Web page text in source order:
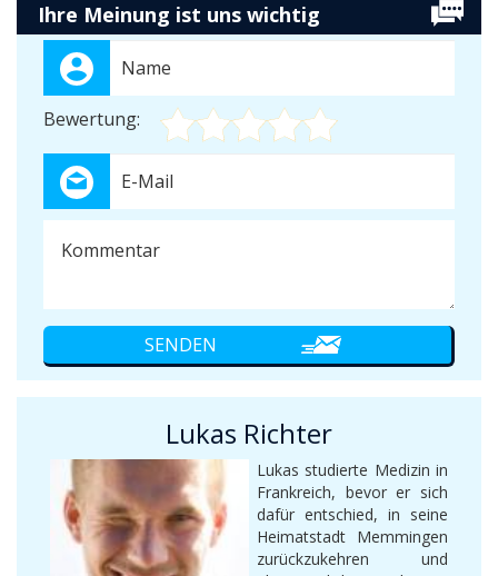
Ihre Meinung ist uns wichtig
Bewertung:
Lukas Richter
Lukas studierte Medizin in
Frankreich, bevor er sich
dafür entschied, in seine
Heimatstadt Memmingen
zurückzukehren und